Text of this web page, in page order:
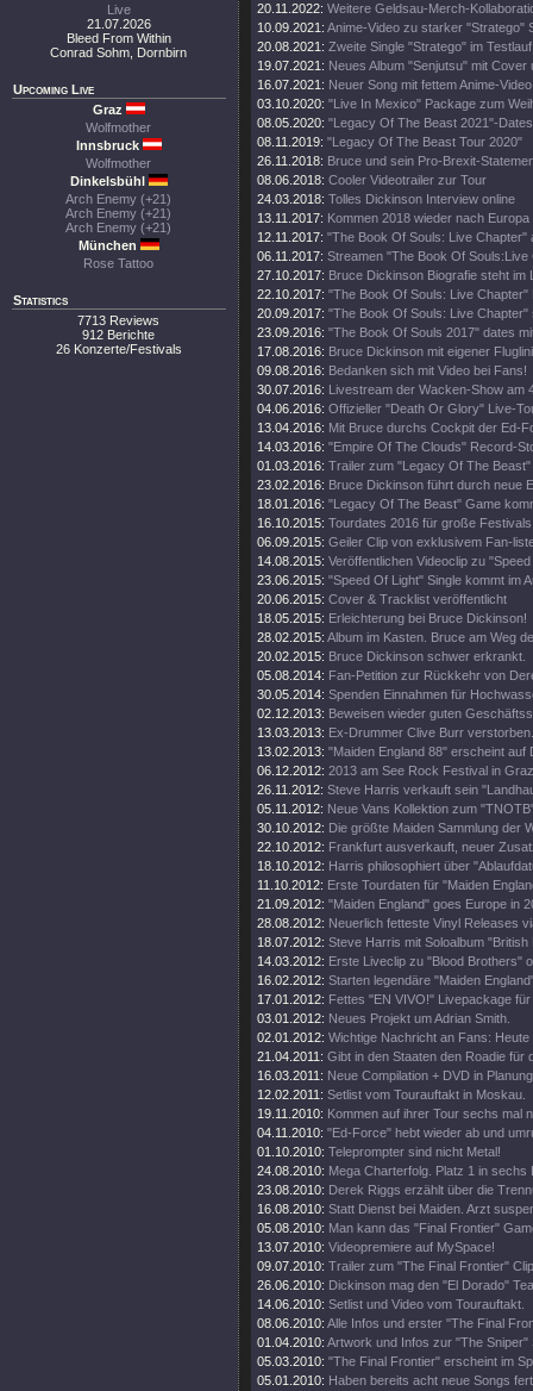
Live
21.07.2026
Bleed From Within
Conrad Sohm, Dornbirn
Upcoming Live
Graz
Wolfmother
Innsbruck
Wolfmother
Dinkelsbühl
Arch Enemy (+21)
Arch Enemy (+21)
Arch Enemy (+21)
München
Rose Tattoo
Statistics
7713 Reviews
912 Berichte
26 Konzerte/Festivals
20.11.2022: Weitere Geldsau-Merch-
10.09.2021: Anime-Video zu starker "Stratego"
20.08.2021: Zweite Single "Stratego" im Testlauf
19.07.2021: Neues Album "Senjutsu" mit Cover
16.07.2021: Neuer Song mit fettem Anime-Video
03.10.2020: "Live In Mexico" Package zum
08.05.2020: "Legacy Of The Beast 2021"-Dates
08.11.2019: "Legacy Of The Beast Tour 2020"
26.11.2018: Bruce und sein Pro-Brexit-
08.06.2018: Cooler Videotrailer zur Tour
24.03.2018: Tolles Dickinson Interview online
13.11.2017: Kommen 2018 wieder nach Europa
12.11.2017: "The Book Of Souls: Live Chapter"
06.11.2017: Streamen "The Book Of Souls:Live
27.10.2017: Bruce Dickinson Biografie steht im
22.10.2017: "The Book Of Souls: Live Chapter"
20.09.2017: "The Book Of Souls: Live Chapter"
23.09.2016: "The Book Of Souls 2017" dates
17.08.2016: Bruce Dickinson mit eigener
09.08.2016: Bedanken sich mit Video bei Fans!
30.07.2016: Livestream der Wacken-Show am
04.06.2016: Offizieller "Death Or Glory" Live-
13.04.2016: Mit Bruce durchs Cockpit der Ed-
14.03.2016: "Empire Of The Clouds" Record-
01.03.2016: Trailer zum "Legacy Of The Beast"
23.02.2016: Bruce Dickinson führt durch neue
18.01.2016: "Legacy Of The Beast" Game
16.10.2015: Tourdates 2016 für große
06.09.2015: Geiler Clip von exklusivem Fan-
14.08.2015: Veröffentlichen Videoclip zu
23.06.2015: "Speed Of Light" Single kommt im
20.06.2015: Cover & Tracklist veröffentlicht
18.05.2015: Erleichterung bei Bruce Dickinson!
28.02.2015: Album im Kasten. Bruce am Weg
20.02.2015: Bruce Dickinson schwer erkrankt.
05.08.2014: Fan-Petition zur Rückkehr von
30.05.2014: Spenden Einnahmen für
02.12.2013: Beweisen wieder guten
13.03.2013: Ex-Drummer Clive Burr verstorben.
13.02.2013: "Maiden England 88" erscheint auf
06.12.2012: 2013 am See Rock Festival in Graz
26.11.2012: Steve Harris verkauft sein
05.11.2012: Neue Vans Kollektion zum
30.10.2012: Die größte Maiden Sammlung der
22.10.2012: Frankfurt ausverkauft, neuer
18.10.2012: Harris philosophiert über
11.10.2012: Erste Tourdaten für "Maiden
21.09.2012: "Maiden England" goes Europe in
28.08.2012: Neuerlich fetteste Vinyl Releases
18.07.2012: Steve Harris mit Soloalbum "British
14.03.2012: Erste Liveclip zu "Blood Brothers"
16.02.2012: Starten legendäre "Maiden
17.01.2012: Fettes "EN VIVO!" Livepackage
03.01.2012: Neues Projekt um Adrian Smith.
02.01.2012: Wichtige Nachricht an Fans: Heute
21.04.2011: Gibt in den Staaten den Roadie für
16.03.2011: Neue Compilation + DVD in
12.02.2011: Setlist vom Tourauftakt in Moskau.
19.11.2010: Kommen auf ihrer Tour sechs mal
04.11.2010: "Ed-Force" hebt wieder ab und
01.10.2010: Teleprompter sind nicht Metal!
24.08.2010: Mega Charterfolg. Platz 1 in sechs
23.08.2010: Derek Riggs erzählt über die
16.08.2010: Statt Dienst bei Maiden. Arzt
05.08.2010: Man kann das "Final Frontier"
13.07.2010: Videopremiere auf MySpace!
09.07.2010: Trailer zum "The Final Frontier"
26.06.2010: Dickinson mag den "El Dorado"
14.06.2010: Setlist und Video vom Tourauftakt.
08.06.2010: Alle Infos und erster "The Final
01.04.2010: Artwork und Infos zur "The Sniper"
05.03.2010: "The Final Frontier" erscheint im
05.01.2010: Haben bereits acht neue Songs